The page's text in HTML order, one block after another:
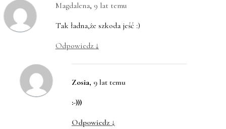
Magdalena, 9 lat temu
Tak ładna,że szkoda jeść :)
Odpowiedz ↓
Zosia, 9 lat temu
:-)))
Odpowiedz ↓